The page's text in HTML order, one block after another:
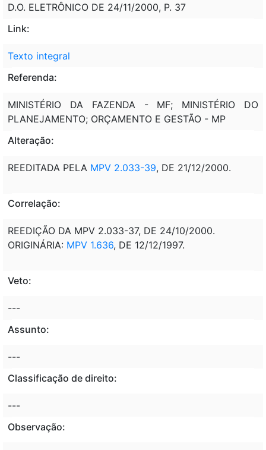
D.O. ELETRÔNICO DE 24/11/2000, P. 37
Link:
Texto integral
Referenda:
MINISTÉRIO DA FAZENDA - MF; MINISTÉRIO DO
PLANEJAMENTO; ORÇAMENTO E GESTÃO - MP
Alteração:
REEDITADA PELA MPV 2.033-39, DE 21/12/2000.
Correlação:
REEDIÇÃO DA MPV 2.033-37, DE 24/10/2000.
ORIGINÁRIA: MPV 1.636, DE 12/12/1997.
Veto:
---
Assunto:
---
Classificação de direito:
---
Observação: